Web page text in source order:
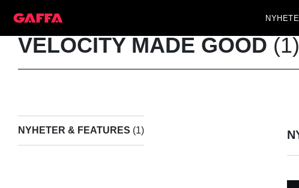
VELOCITY MADE GOOD (1)
NYHETER & FEATURES (1)